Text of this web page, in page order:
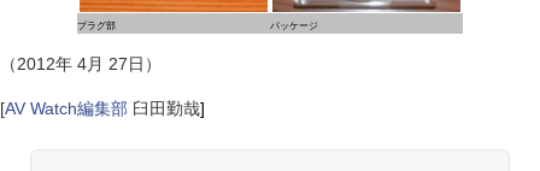
プラグ部 パッケージ
（2012年 4月 27日）
[AV Watch編集部 臼田勤哉]